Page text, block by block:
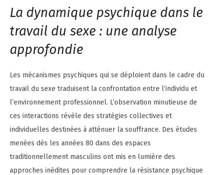
La dynamique psychique dans le
travail du sexe : une analyse
approfondie
Les mécanismes psychiques qui se déploient dans le cadre du
travail du sexe traduisent la confrontation entre l’individu et
l’environnement professionnel. L’observation minutieuse de
ces interactions révèle des stratégies collectives et
individuelles destinées à atténuer la souffrance. Des études
menées dès les années 80 dans des espaces
traditionnellement masculins ont mis en lumière des
approches inédites pour comprendre la résistance psychique